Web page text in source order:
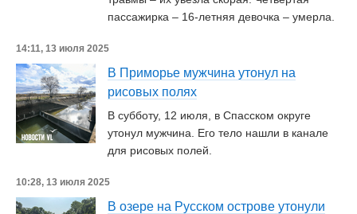
пассажирка – 16-летняя девочка – умерла.
14:11, 13 июля 2025
В Приморье мужчина утонул на
рисовых полях
В субботу, 12 июля, в Спасском округе
утонул мужчина. Его тело нашли в канале
для рисовых полей.
10:28, 13 июля 2025
В озере на Русском острове утонули